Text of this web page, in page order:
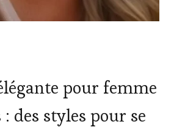
pour femme
des styles pour se